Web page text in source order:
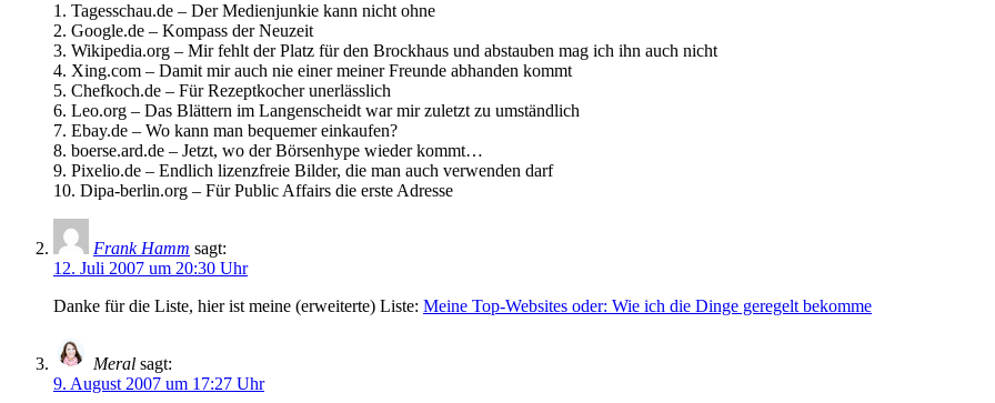
1. Tagesschau.de – Der Medienjunkie kann nicht ohne
2. Google.de – Kompass der Neuzeit
3. Wikipedia.org – Mir fehlt der Platz für den Brockhaus und abstauben mag ich ihn auch nicht
4. Xing.com – Damit mir auch nie einer meiner Freunde abhanden kommt
5. Chefkoch.de – Für Rezeptkocher unerlässlich
6. Leo.org – Das Blättern im Langenscheidt war mir zuletzt zu umständlich
7. Ebay.de – Wo kann man bequemer einkaufen?
8. boerse.ard.de – Jetzt, wo der Börsenhype wieder kommt…
9. Pixelio.de – Endlich lizenzfreie Bilder, die man auch verwenden darf
10. Dipa-berlin.org – Für Public Affairs die erste Adresse
Frank Hamm sagt:
12. Juli 2007 um 20:30 Uhr
Danke für die Liste, hier ist meine (erweiterte) Liste: Meine Top-Websites oder: Wie ich die Dinge geregelt bekomme
Meral sagt:
9. August 2007 um 17:27 Uhr